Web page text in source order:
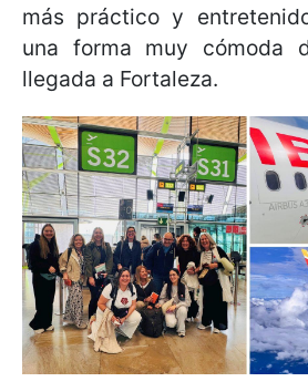
más práctico y
una forma muy cómoda
llegada a Fortaleza.